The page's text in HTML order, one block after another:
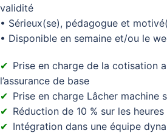
validité
• Sérieux(se), pédagogue et
• Disponible en semaine et/ou le
Prise en charge de la cotisation
l’assurance de base
Prise en charge Lâcher machine
Réduction de 10 % sur les
Intégration dans une équipe